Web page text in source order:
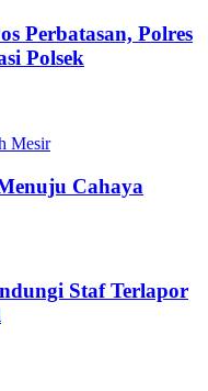
Perbatasan, Polres
Polsek
Cahaya
Staf Terlapor